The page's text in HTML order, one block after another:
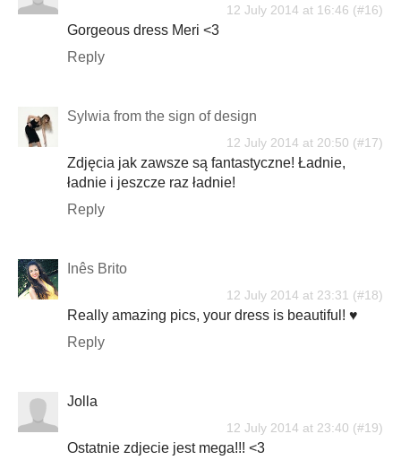
12 July 2014 at 16:46
Gorgeous dress Meri <3
Reply
Sylwia from the sign of design
12 July 2014 at 20:50
Zdjęcia jak zawsze są fantastyczne! Ładnie,
ładnie i jeszcze raz ładnie!
Reply
Inês Brito
12 July 2014 at 23:31
Really amazing pics, your dress is beautiful! ♥
Reply
Jolla
12 July 2014 at 23:40
Ostatnie zdjecie jest mega!!! <3